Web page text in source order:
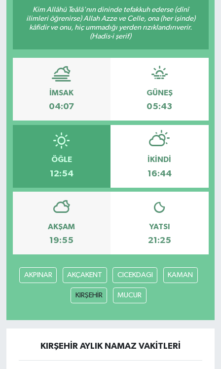
Kim Allâhü Teâlâ'nın dininde tefakkuh ederse (dînî
ilimleri öğrenirse) Allah Azze ve Celle, ona (her işinde)
kâfidir ve onu, hiç ummadığı yerden rızıklandırıverir.
(Hadis-i şerif)
İMSAK
04:07
GÜNEŞ
05:43
ÖĞLE
12:54
İKINDI
16:44
AKŞAM
19:55
YATSI
21:25
AKPINAR AKÇAKENT CICEKDAGI KAMAN
KIRŞEHİR MUCUR
KIRŞEHİR AYLIK NAMAZ VAKITLERI
DÜNYA
EKOLOJİ VE ÇEVRE
GENEL
GÜNDEM
HABERDE İNSAN
MAGAZİN
ÖZEL HABER
ŞİRKET HABERLERİ
SİYASET